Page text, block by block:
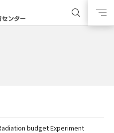
budget Experiment